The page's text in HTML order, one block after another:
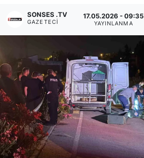
SONSES .TV
GAZETECI
17.05.2026 - 09:35
YAYINLANMA
Siyaset
YEREL HABER
Haberde insan
Tanıtım